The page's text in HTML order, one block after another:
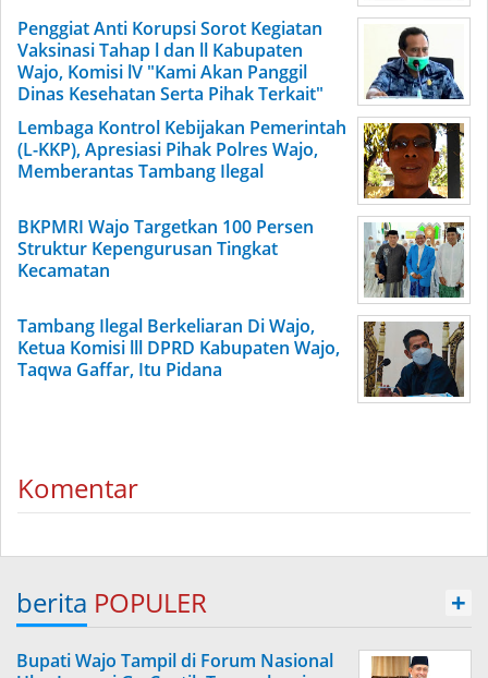
Penggiat Anti Korupsi Sorot Kegiatan
Vaksinasi Tahap l dan ll Kabupaten
Wajo, Komisi lV "Kami Akan Panggil
Dinas Kesehatan Serta Pihak Terkait"
Lembaga Kontrol Kebijakan Pemerintah
(L-KKP), Apresiasi Pihak Polres Wajo,
Memberantas Tambang Ilegal
BKPMRI Wajo Targetkan 100 Persen
Struktur Kepengurusan Tingkat
Kecamatan
Tambang Ilegal Berkeliaran Di Wajo,
Ketua Komisi lll DPRD Kabupaten Wajo,
Taqwa Gaffar, Itu Pidana
Komentar
berita POPULER +
Bupati Wajo Tampil di Forum Nasional